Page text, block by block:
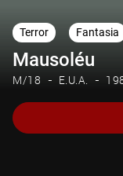
Terror Fantasia
Mausoléu
M/18 E.U.A.